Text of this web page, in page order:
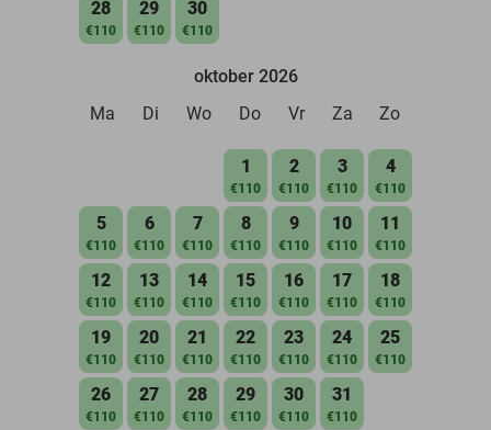
28
€110
29
€110
30
€110
oktober 2026
Ma
Di Wo Do Vr Za Zo
1
€110
2
€110
3
€110
4
€110
5
€110
6
€110
7
€110
8
€110
9
€110
10
€110
11
€110
12
€110
13
€110
14
€110
15
€110
16
€110
17
€110
18
€110
19
€110
20
€110
21
€110
22
€110
23
€110
24
€110
25
€110
26
€110
27
€110
28
€110
29
€110
30
€110
31
€110